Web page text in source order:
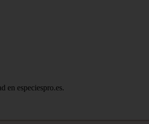
en especiespro.es.